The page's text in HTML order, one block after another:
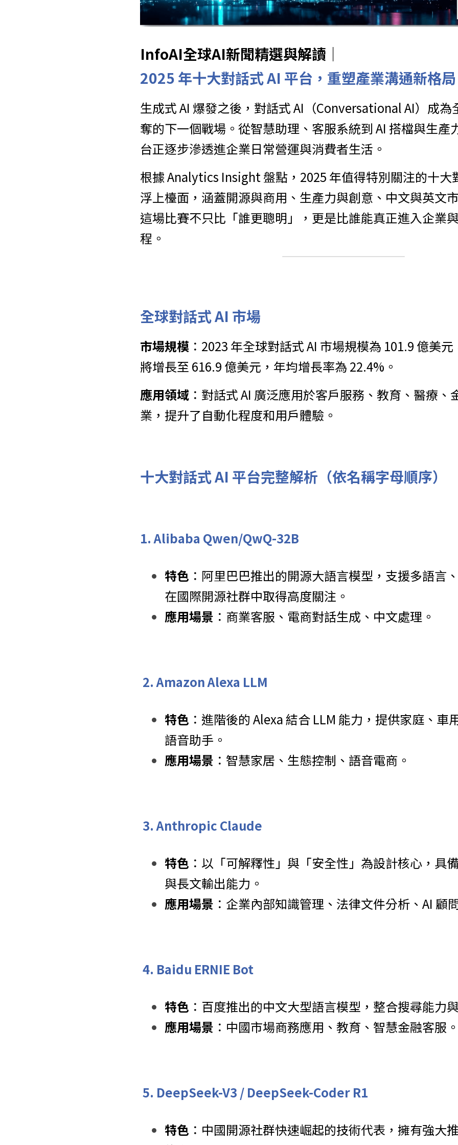
InfoAI全球AI新聞精選與解讀｜
2025 年十大對話式 AI 平台，重塑產業溝通新格局
生成式 AI 爆發之後，對話式 AI（Conversational AI）成為
奪的下一個戰場。從智慧助理、客服系統到 AI 搭檔與生產
台正逐步滲透進企業日常營運與消費者生活。
根據 Analytics Insight 盤點，2025 年值得特別關注的十大
浮上檯面，涵蓋開源與商用、生產力與創意、中文與英文
這場比賽不只比「誰更聰明」，更是比誰能真正進入企業
程。
全球對話式 AI 市場
市場規模 ：​2023 年全球對話式 AI 市場規模為 101.9 億美
將增長至 616.9 億美元，年均增長率為 22.4%。 ​
應用領域 ：​對話式 AI 廣泛應用於客戶服務、教育、醫療、
業，提升了自動化程度和用戶體驗。​
十大對話式 AI 平台完整解析（依名稱字母順序）
1. Alibaba Qwen/QwQ-32B
特色 ：阿里巴巴推出的開源大語言模型，支援多語言
在國際開源社群中取得高度關注。
應用場景 ：商業客服、電商對話生成、中文處理。
2. Amazon Alexa LLM
特色 ：進階後的 Alexa 結合 LLM 能力，提供家庭、車
語音助手。
應用場景 ：智慧家居、生態控制、語音電商。
3. Anthropic Claude
特色 ：以「可解釋性」與「安全性」為設計核心，具
與長文輸出能力。
應用場景 ：企業內部知識管理、法律文件分析、AI 顧
4. Baidu ERNIE Bot
特色 ：百度推出的中文大型語言模型，整合搜尋能力
應用場景 ：中國市場商務應用、教育、智慧金融客服。
5. DeepSeek-V3 / DeepSeek-Coder R1
特色 ：中國開源社群快速崛起的技術代表，擁有強大